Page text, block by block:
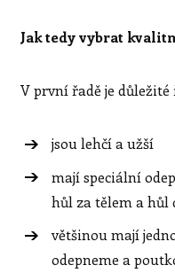
Jak tedy vybrat
V první řadě je důležité
jsou lehčí a užší
mají speciální
hůl za tělem a
většinou mají
odepneme a